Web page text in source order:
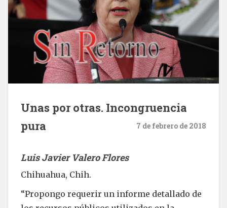
Unas por otras. Incongruencia
pura
7 de febrero de 2018
Luis Javier Valero Flores
Chihuahua, Chih.
“Propongo requerir un informe detallado de